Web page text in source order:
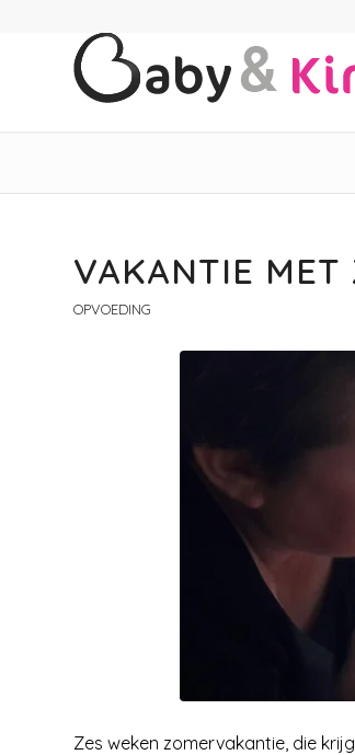
VAKANTIE MET
OPVOEDING
Zes weken zomervakantie, die